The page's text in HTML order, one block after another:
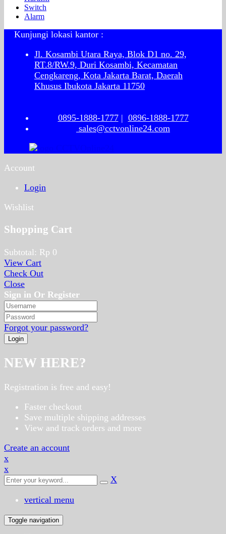
Switch
Alarm
Kunjungi lokasi kantor :
Jl. Kosambi Utara Raya, Blok D1 no. 29,
RT.8/RW.9, Duri Kosambi, Kecamatan
Cengkareng, Kota Jakarta Barat, Daerah
Khusus Ibukota Jakarta 11750
0895-1888-1777| 0896-1888-1777
sales@cctvonline24.com
Account
Login
Wishlist
Shopping Cart
Subtotal: Rp 0
View Cart
Check Out
Close
Sign in Or Register
Forgot your password?
NEW HERE?
Registration is free and easy!
Faster checkout
Save multiple shipping addresses
View and track orders and more
Create an account
x
x
X
vertical menu
Toggle navigation